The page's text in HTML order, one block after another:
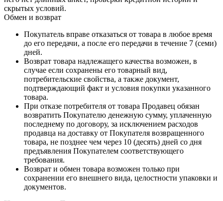
скрытых условий.
Обмен и возврат
Покупатель вправе отказаться от товара в любое время
до его передачи, а после его передачи в течение 7 (семи)
дней.
Возврат товара надлежащего качества возможен, в
случае если сохранены его товарный вид,
потребительские свойства, а также документ,
подтверждающий факт и условия покупки указанного
товара.
При отказе потребителя от товара Продавец обязан
возвратить Покупателю денежную сумму, уплаченную
последнему по договору, за исключением расходов
продавца на доставку от Покупателя возвращенного
товара, не позднее чем через 10 (десять) дней со дня
предъявления Покупателем соответствующего
требования.
Возврат и обмен товара возможен только при
сохранении его внешнего вида, целостности упаковки и
документов.